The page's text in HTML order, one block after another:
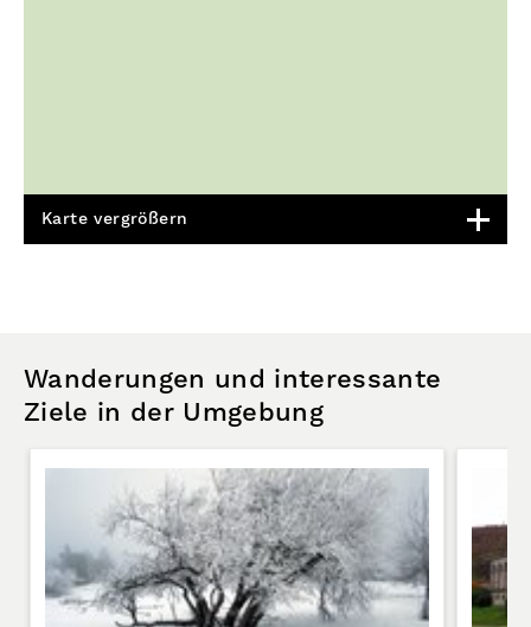
Karte vergrößern
Wanderungen und interessante
Ziele in der Umgebung